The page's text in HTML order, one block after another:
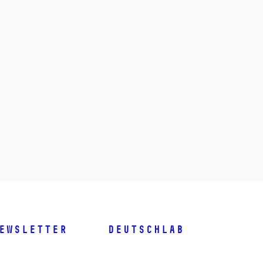
DeutschLab